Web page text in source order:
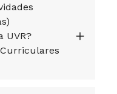
UVR?